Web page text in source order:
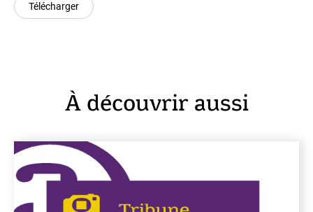
Télécharger
À découvrir aussi